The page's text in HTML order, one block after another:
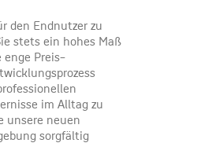
den Endnutzer zu
stets ein hohes Maß
enge Preis-
im Alltag zu
unsere neuen
sorgfältig